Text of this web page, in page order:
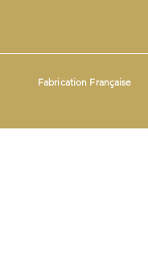
Fabrication Française